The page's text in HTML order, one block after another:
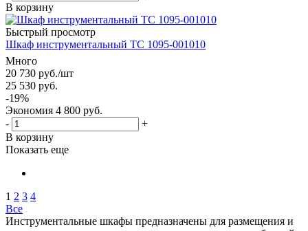
В корзину
Быстрый просмотр
Шкаф инструментальный ТС 1095-001010
Много
20 730 руб./шт
25 530 руб.
-19%
Экономия 4 800 руб.
-
+
В корзину
Показать еще
1 2 3 4
Все
Инструментальные шкафы предназначены для размещения и